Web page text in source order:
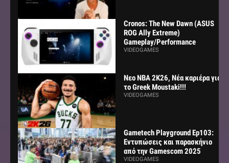
Cronos: The New Dawn (ASUS
ROG Ally Extreme)
Gameplay/Performance
VIDEOGAMES
Νεο NBA 2K26, Νέα καριέρα για
το Greek Moustaki!!!
VIDEOGAMES
Gametech Playground Ep103:
Εντυπώσεις και παρασκήνιο
από την Gamescom 2025
VIDEOGAMES